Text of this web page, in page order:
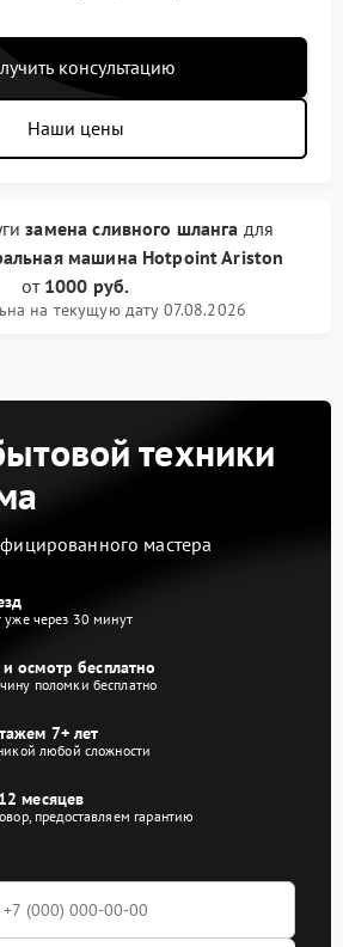
консультацию
Наши цены
замена сливного шланга для
машина Hotpoint Ariston
от 1000 руб.
на текущую дату 07.08.2026
техники
мастера
уже через 30 минут
осмотр бесплатно
поломки бесплатно
7+ лет
любой сложности
месяцев
предоставляем гарантию